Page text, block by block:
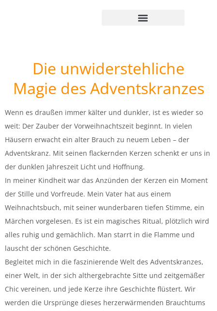
Die unwiderstehliche
Magie des Adventskranzes
Wenn es draußen immer kälter und dunkler, ist es wieder so
weit: Der Zauber der Vorweihnachtszeit beginnt. In vielen
Häusern erwacht ein alter Brauch zu neuem Leben – der
Adventskranz. Mit seinen flackernden Kerzen schenkt er uns in
der dunklen Jahreszeit Licht und Hoffnung.
In meiner Kindheit war das Anzünden der Kerzen ein Moment
der Stille und Vorfreude. Mein Vater hat aus einem
Weihnachtsbuch, mit seiner wunderbaren tiefen Stimme, ein
Märchen vorgelesen. Es ist ein magisches Ritual, plötzlich wird
alles ruhig und gemächlich. Man starrt in die Flamme und
lauscht der schönen Geschichte.
Begleitet mich in die faszinierende Welt des Adventskranzes,
einer Welt, in der sich althergebrachte Sitte und zeitgemäßer
Chic vereinen, und jede Kerze ihre Geschichte flüstert. Wir
werden die Ursprünge dieses herzerwärmenden Brauchtums